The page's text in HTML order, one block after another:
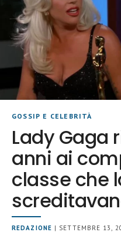
GOSSIP E CELEBRITÀ
Lady Gaga
anni ai
classe che
REDAZIONE | SETTEMBRE 13,